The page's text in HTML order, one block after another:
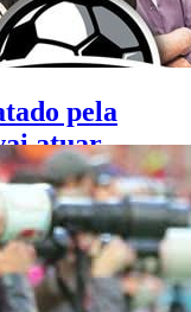
pela
atuar